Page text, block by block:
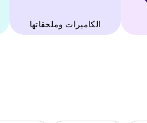
‫الكاميرات وملحقاتها‬